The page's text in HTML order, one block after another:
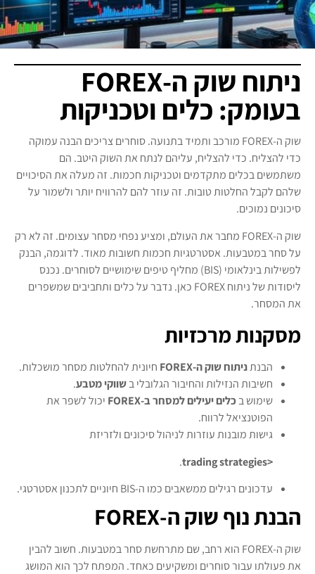
ניתוח שוק ה-FOREX
בעומק: כלים וטכניקות
שוק ה-FOREX מורכב ותמיד בתנועה. סוחרים צריכים הבנה עמוקה
כדי להצליח. כדי להצליח, עליהם לנתח את השוק היטב. הם
משתמשים בכלים מתקדמים וטכניקות חכמות. זה מעלה את הסיכויים
שלהם לקבל החלטות טובות. זה עוזר להם להרוויח יותר ולשמור על
סיכונים נמוכים.
שוק ה-FOREX מחבר את העולם, ומציע נפחי מסחר עצומים. זה לא רק
על סחר במטבעות. אסטרטגיות חכמות חשובות מאוד. לדוגמה, הבנק
לפשילות בינלאומי (BIS) מחליף טיפים שימושיים לסוחרים. נכנס
ליסודות של ניתוח FOREX כאן. נדבר על כלים ותחביבים שמשפרים
את המסחר.
מסקנות מרכזיות
הבנתניתוח שוק ה-FOREX
חיונית להחלטות מסחר מושכלות.
חשיבות הנזילות והחיבור הגלובלי בשווקי מטבע.
שימוש בכלים יעילים למסחר ב-FOREX
יכול לשפר את
הפוטנציאל לרווח.
גישות מובנות עוזרות לניהול סיכונים ולזריזת
<trading strategies
.
עדכונים רגילים ממשאבים כמו ה-BIS חיוניים לתכנון אסטרטגי.
הבנת נוף שוק ה-FOREX
שוק ה-FOREX הוא רחב, שם מתרחשת סחר במטבעות. חשוב להבין
את פעולתו עבור סוחרים ומשקיעים כאחד. המפתח לכך הוא המושג